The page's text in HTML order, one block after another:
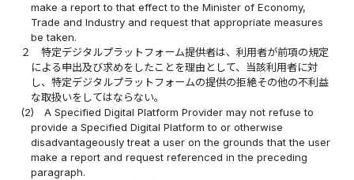
make a report to that effect to the Minister of Economy,
Trade and Industry and request that appropriate measures
be taken.
２
特定デジタルプラットフォーム提供者は、利用者が前項の規定
による申出及び求めをしたことを理由として、当該利用者に対
し、特定デジタルプラットフォームの提供の拒絶その他の不利益
な取扱いをしてはならない。
(2)
A Specified Digital Platform Provider may not refuse to
provide a Specified Digital Platform to or otherwise
disadvantageously treat a user on the grounds that the user
make a report and request referenced in the preceding
paragraph.